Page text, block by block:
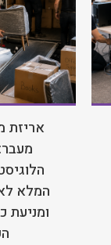
אריזת
המלא
ומניעת